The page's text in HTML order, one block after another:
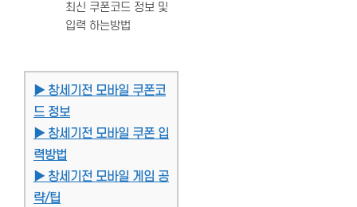
최신 쿠폰코드 정보 및
입력 하는방법
▶ 창세기전 모바일 쿠폰코
드 정보
▶ 창세기전 모바일 쿠폰 입
력방법
▶ 창세기전 모바일 게임 공
략/팁